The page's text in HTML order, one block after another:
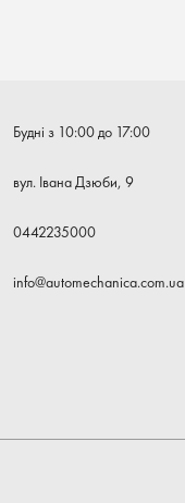
Будні з 10:00 до 17:00
вул. Івана Дзюби, 9
0442235000
info@automechanica.com.ua